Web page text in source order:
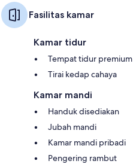
Fasilitas kamar
Kamar tidur
Tempat tidur premium
Tirai kedap cahaya
Kamar mandi
Handuk disediakan
Jubah mandi
Kamar mandi pribadi
Pengering rambut